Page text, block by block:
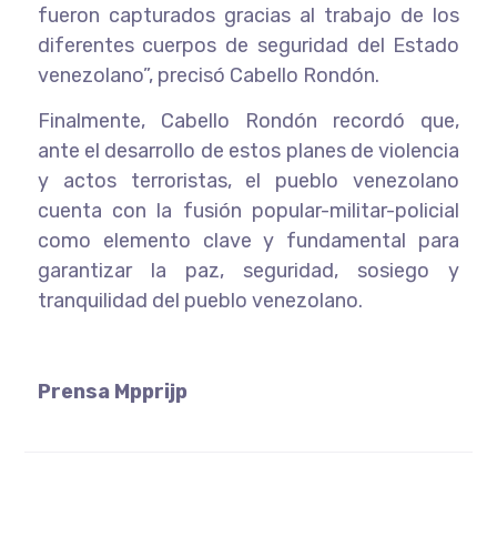
fueron capturados gracias al trabajo de los
diferentes cuerpos de seguridad del Estado
venezolano”, precisó Cabello Rondón.
Finalmente, Cabello Rondón recordó que,
ante el desarrollo de estos planes de violencia
y actos terroristas, el pueblo venezolano
cuenta con la fusión popular-militar-policial
como elemento clave y fundamental para
garantizar la paz, seguridad, sosiego y
tranquilidad del pueblo venezolano.
Prensa Mpprijp